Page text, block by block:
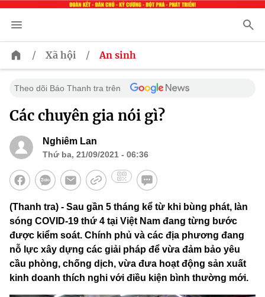
/ Xã hội / An sinh
Theo dõi Báo Thanh tra trên
Các chuyên gia nói gì?
Nghiêm Lan
Thứ ba, 21/09/2021 - 06:36
(Thanh tra) - Sau gần 5 tháng kể từ khi bùng phát, làn
sóng COVID-19 thứ 4 tại Việt Nam đang từng bước
được kiểm soát. Chính phủ và các địa phương đang
nỗ lực xây dựng các giải pháp để vừa đảm bảo yêu
cầu phòng, chống dịch, vừa đưa hoạt động sản xuất
kinh doanh thích nghi với điều kiện bình thường mới.